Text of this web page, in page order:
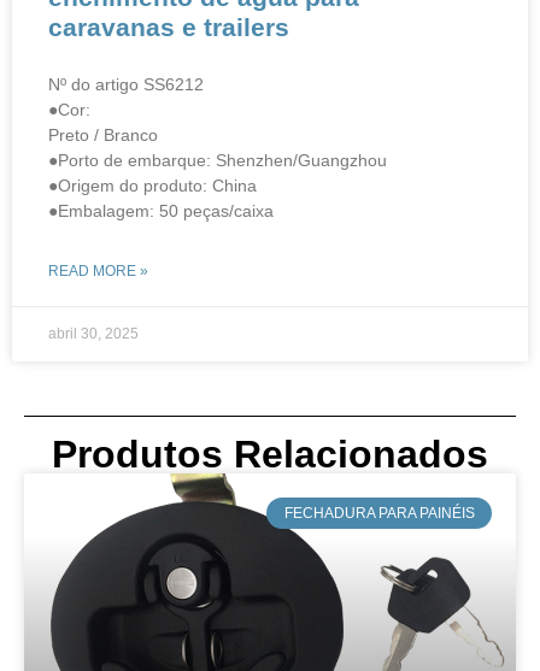
caravanas e trailers
Nº do artigo SS6212
●Cor:
Preto / Branco
●Porto de embarque: Shenzhen/Guangzhou
●Origem do produto: China
●Embalagem: 50 peças/caixa
READ MORE »
abril 30, 2025
Produtos Relacionados
​FECHADURA PARA PAINÉIS